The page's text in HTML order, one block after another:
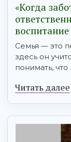
«Когда
Семья — это
здесь он
понимать, что
Читать далее